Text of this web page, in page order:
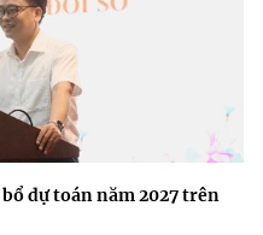
dự toán năm 2027 trên